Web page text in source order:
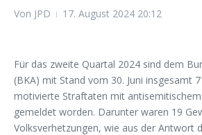
Von JPD 17. August 2024 20:12
Für das zweite Quartal 2024 sind dem
(BKA) mit Stand vom 30. Juni insgesamt
motivierte Straftaten mit
gemeldet worden. Darunter waren 19
Volksverhetzungen, wie aus der Antwort